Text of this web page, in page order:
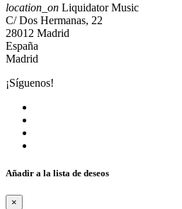
location_on Liquidator Music
C/ Dos Hermanas, 22
28012 Madrid
España
Madrid
¡Síguenos!
Añadir a la lista de deseos
×